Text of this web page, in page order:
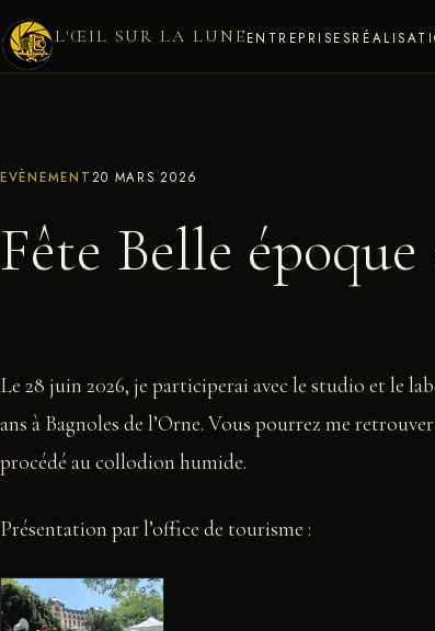
L'ŒIL SUR LA LUNEENTREPRISES
EVÈNEMENT 20 MARS 2026
Fête Belle
Le 28 juin 2026, je participerai avec le studio et le
ans à Bagnoles de l’Orne. Vous pourrez me
procédé au collodion humide.
Présentation par l’office de tourisme :